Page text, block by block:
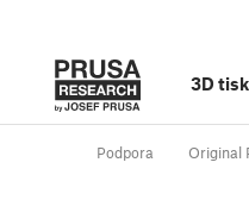
3D
Podpora Original